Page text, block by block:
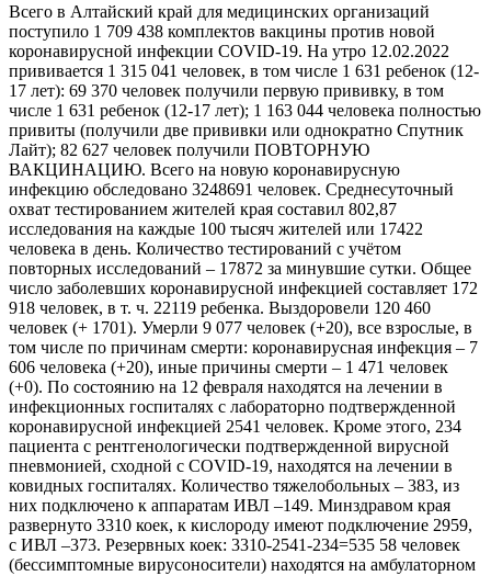
Всего в Алтайский край для медицинских организаций
поступило 1 709 438 комплектов вакцины против новой
коронавирусной инфекции COVID-19. На утро 12.02.2022
прививается 1 315 041 человек, в том числе 1 631 ребенок (12-
17 лет): 69 370 человек получили первую прививку, в том
числе 1 631 ребенок (12-17 лет); 1 163 044 человека полностью
привиты (получили две прививки или однократно Спутник
Лайт); 82 627 человек получили ПОВТОРНУЮ
ВАКЦИНАЦИЮ. Всего на новую коронавирусную
инфекцию обследовано 3248691 человек. Среднесуточный
охват тестированием жителей края составил 802,87
исследования на каждые 100 тысяч жителей или 17422
человека в день. Количество тестирований с учётом
повторных исследований – 17872 за минувшие сутки. Общее
число заболевших коронавирусной инфекцией составляет 172
918 человек, в т. ч. 22119 ребенка. Выздоровели 120 460
человек (+ 1701). Умерли 9 077 человек (+20), все взрослые, в
том числе по причинам смерти: коронавирусная инфекция – 7
606 человека (+20), иные причины смерти – 1 471 человек
(+0). По состоянию на 12 февраля находятся на лечении в
инфекционных госпиталях с лабораторно подтвержденной
коронавирусной инфекцией 2541 человек. Кроме этого, 234
пациента с рентгенологически подтвержденной вирусной
пневмонией, сходной с COVID-19, находятся на лечении в
ковидных госпиталях. Количество тяжелобольных – 383, из
них подключено к аппаратам ИВЛ –149. Минздравом края
развернуто 3310 коек, к кислороду имеют подключение 2959,
с ИВЛ –373. Резервных коек: 3310-2541-234=535 58 человек
(бессимптомные вирусоносители) находятся на амбулаторном